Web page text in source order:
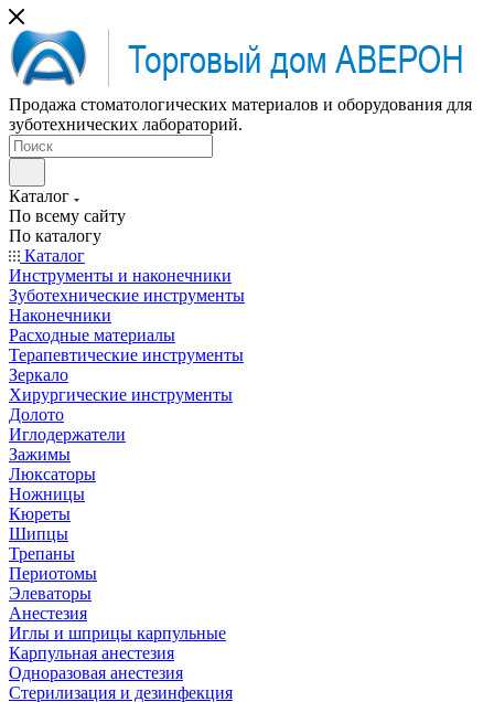
Продажа стоматологических материалов и оборудования для
зуботехнических лабораторий.
Каталог
По всему сайту
По каталогу
Каталог
Инструменты и наконечники
Зуботехнические инструменты
Наконечники
Расходные материалы
Терапевтические инструменты
Зеркало
Хирургические инструменты
Долото
Иглодержатели
Зажимы
Люксаторы
Ножницы
Кюреты
Шипцы
Трепаны
Периотомы
Элеваторы
Анестезия
Иглы и шприцы карпульные
Карпульная анестезия
Одноразовая анестезия
Стерилизация и дезинфекция